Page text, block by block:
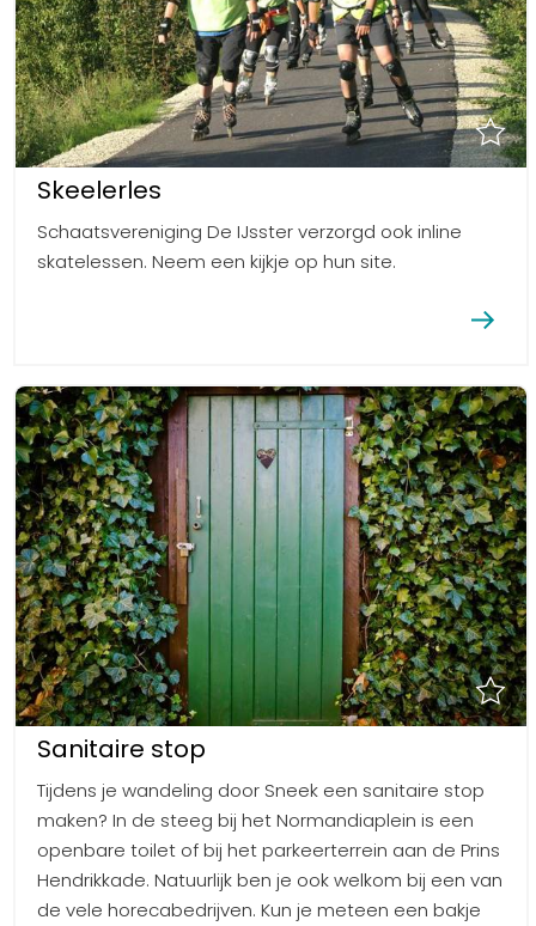
Skeelerles
Schaatsvereniging De IJsster verzorgd ook inline
skatelessen. Neem een kijkje op hun site.
Sanitaire stop
Tijdens je wandeling door Sneek een sanitaire stop
maken? In de steeg bij het Normandiaplein is een
openbare toilet of bij het parkeerterrein aan de Prins
Hendrikkade. Natuurlijk ben je ook welkom bij een van
de vele horecabedrijven. Kun je meteen een bakje